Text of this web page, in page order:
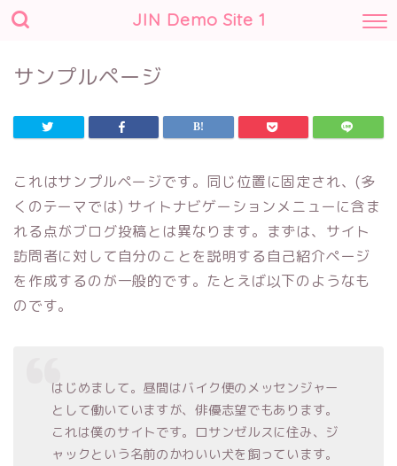
JIN Demo Site 1
サンプルページ
これはサンプルページです。同じ位置に固定され、(多
くのテーマでは) サイトナビゲーションメニューに含ま
れる点がブログ投稿とは異なります。まずは、サイト
訪問者に対して自分のことを説明する自己紹介ページ
を作成するのが一般的です。たとえば以下のようなも
のです。
はじめまして。昼間はバイク便のメッセンジャー
として働いていますが、俳優志望でもあります。
これは僕のサイトです。ロサンゼルスに住み、ジ
ャックという名前のかわいい犬を飼っています。